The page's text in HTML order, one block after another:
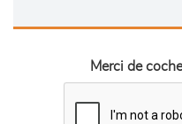
Merci de